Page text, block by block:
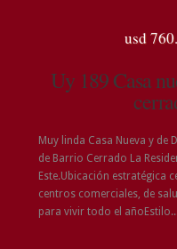
usd
Uy 189 Casa
Muy linda Casa Nueva y de
de Barrio Cerrado La
Este.Ubicación estratégica
centros comerciales, de
para vivir todo el